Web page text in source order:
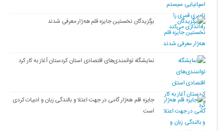
برگزیدگان نخستین جایزه قلم هه‌ژار معرفی شدند
نمایشگاه توانمندی‌های اقتصادی استان کردستان آغاز به کار کرد
جایزه قلم هه‌ژار گامی در جهت اعتلا و بالندگی زبان و ادبیات کردی
است